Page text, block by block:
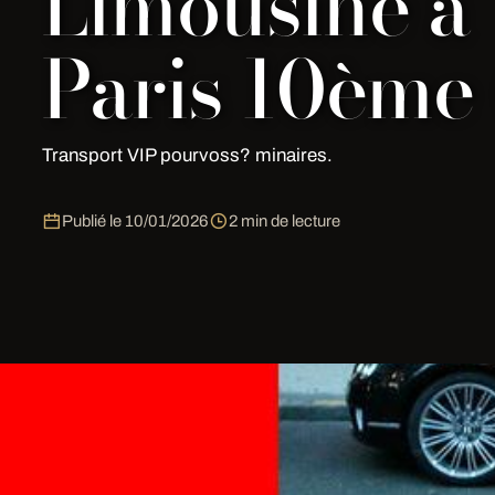
Paris
Transport VIP pourvoss? minaires.
Publié le 10/01/2026 2 min de lecture
Transport VIP pourvoss? minaires.